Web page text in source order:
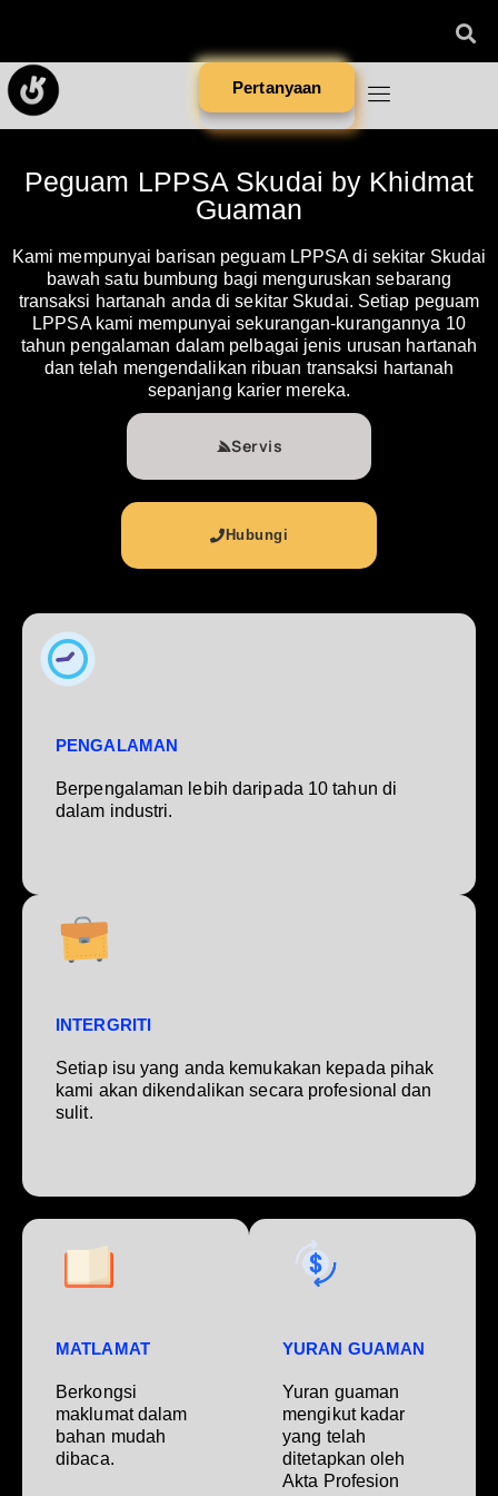
Pertanyaan
Peguam LPPSA Skudai by Khidmat
Guaman
Kami mempunyai barisan peguam LPPSA di sekitar Skudai
bawah satu bumbung bagi menguruskan sebarang
transaksi hartanah anda di sekitar Skudai. Setiap peguam
LPPSA kami mempunyai sekurangan-kurangannya 10
tahun pengalaman dalam pelbagai jenis urusan hartanah
dan telah mengendalikan ribuan transaksi hartanah
sepanjang karier mereka.
Servis
Hubungi
PENGALAMAN
Berpengalaman lebih daripada 10 tahun di
dalam industri.
INTERGRITI
Setiap isu yang anda kemukakan kepada pihak
kami akan dikendalikan secara profesional dan
sulit.
MATLAMAT
Berkongsi
maklumat dalam
bahan mudah
dibaca.
YURAN GUAMAN
Yuran guaman
mengikut kadar
yang telah
ditetapkan oleh
Akta Profesion